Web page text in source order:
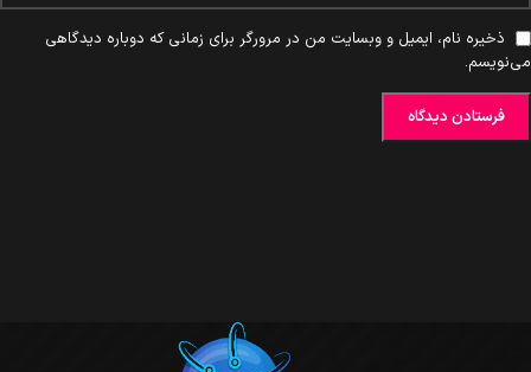
ذخیره نام، ایمیل و وبسایت من در مرورگر برای زمانی که دوباره دیدگاهی
می‌نویسم.